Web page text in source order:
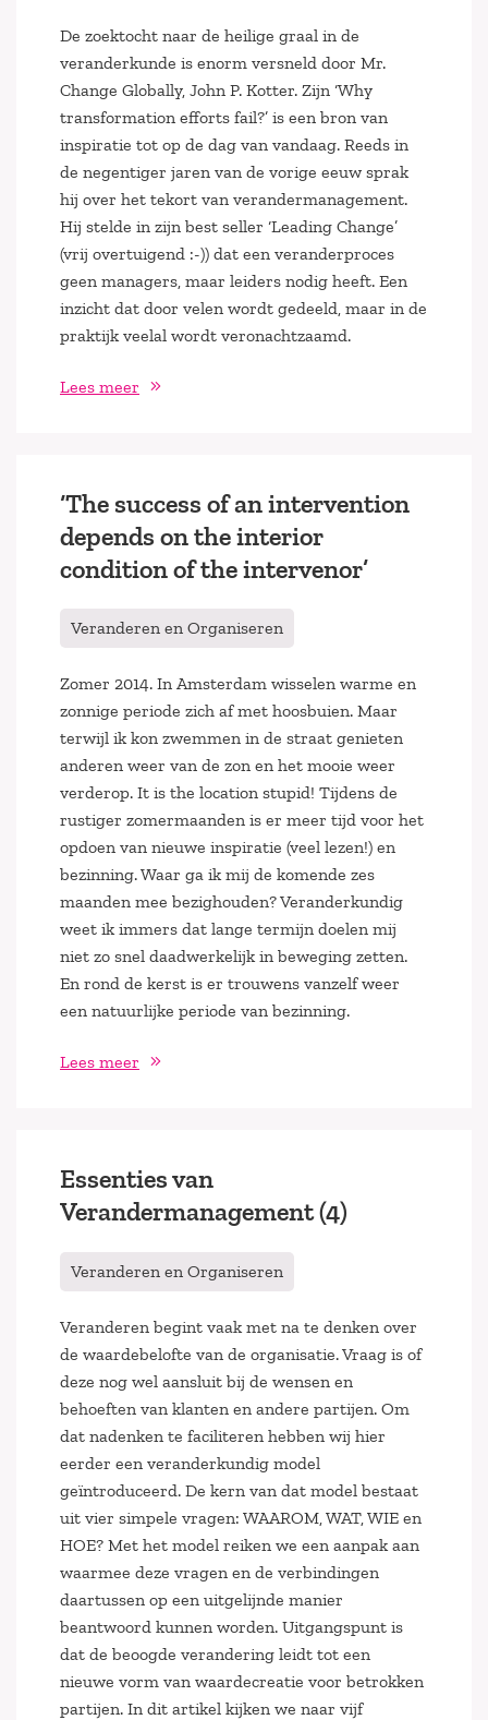
De zoektocht naar de heilige graal in de
veranderkunde is enorm versneld door Mr.
Change Globally, John P. Kotter. Zijn ‘Why
transformation efforts fail?’ is een bron van
inspiratie tot op de dag van vandaag. Reeds in
de negentiger jaren van de vorige eeuw sprak
hij over het tekort van verandermanagement.
Hij stelde in zijn best seller ‘Leading Change’
(vrij overtuigend :-)) dat een veranderproces
geen managers, maar leiders nodig heeft. Een
inzicht dat door velen wordt gedeeld, maar in de
praktijk veelal wordt veronachtzaamd.
Lees meer
‘The success of an intervention
depends on the interior
condition of the intervenor’
Veranderen en Organiseren
Zomer 2014. In Amsterdam wisselen warme en
zonnige periode zich af met hoosbuien. Maar
terwijl ik kon zwemmen in de straat genieten
anderen weer van de zon en het mooie weer
verderop. It is the location stupid! Tijdens de
rustiger zomermaanden is er meer tijd voor het
opdoen van nieuwe inspiratie (veel lezen!) en
bezinning. Waar ga ik mij de komende zes
maanden mee bezighouden? Veranderkundig
weet ik immers dat lange termijn doelen mij
niet zo snel daadwerkelijk in beweging zetten.
En rond de kerst is er trouwens vanzelf weer
een natuurlijke periode van bezinning.
Lees meer
Essenties van
Verandermanagement (4)
Veranderen en Organiseren
Veranderen begint vaak met na te denken over
de waardebelofte van de organisatie. Vraag is of
deze nog wel aansluit bij de wensen en
behoeften van klanten en andere partijen. Om
dat nadenken te faciliteren hebben wij hier
eerder een veranderkundig model
geïntroduceerd. De kern van dat model bestaat
uit vier simpele vragen: WAAROM, WAT, WIE en
HOE? Met het model reiken we een aanpak aan
waarmee deze vragen en de verbindingen
daartussen op een uitgelijnde manier
beantwoord kunnen worden. Uitgangspunt is
dat de beoogde verandering leidt tot een
nieuwe vorm van waardecreatie voor betrokken
partijen. In dit artikel kijken we naar vijf